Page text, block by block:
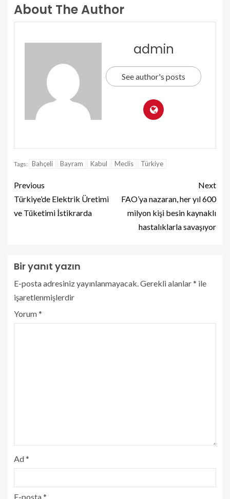
About The Author
admin
See author's posts
Tags: Bahçeli Bayram Kabul Meclis Türkiye
Previous
Türkiye’de Elektrik Üretimi
ve Tüketimi İstikrarda
Next
FAO’ya nazaran, her yıl 600
milyon kişi besin kaynaklı
hastalıklarla savaşıyor
Bir yanıt yazın
E-posta adresiniz yayınlanmayacak. Gerekli alanlar* ile
işaretlenmişlerdir
Yorum*
Ad*
E-posta*